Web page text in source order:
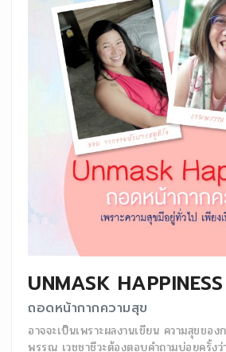
UNMASK HAPPINESS
ถอดหน้ากากความสุข
อาจจะเป็นเพราะผลงานเขียน ความสุขขอ
พรรณ เวชชาชีวะต้องตอบคำถามบ่อยครั้ง